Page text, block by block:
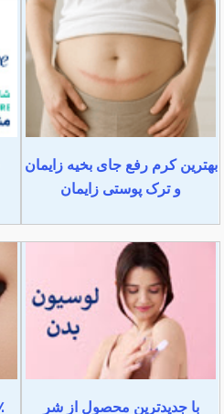
بهترین کرم رفع جای بخیه زایمان
و ترک پوستی زایمان
با جدیدترین محصول از شر